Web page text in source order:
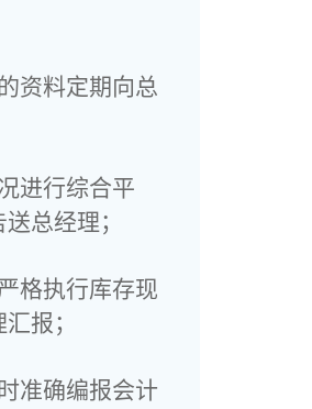
资料定期向总
进行综合平
总经理；
格执行库存现
报；
准确编报会计